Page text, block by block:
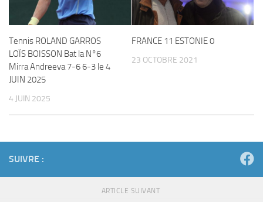
Tennis ROLAND GARROS
LOÏS BOISSON Bat la N°6
Mirra Andreeva 7-6 6-3 le 4
JUIN 2025
4 JUIN 2025
FRANCE 11 ESTONIE 0
23 OCTOBRE 2021
SUIVRE :
ARTICLE SUIVANT